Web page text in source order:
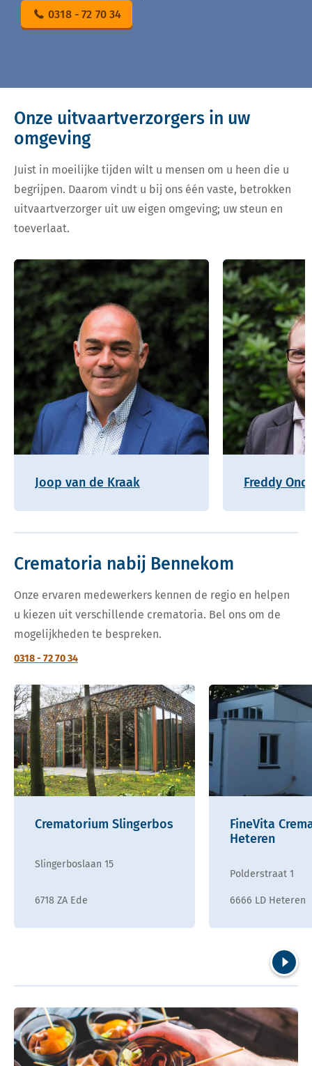
0318 - 72 70 34
Onze uitvaartverzorgers in uw
omgeving
Juist in moeilijke tijden wilt u mensen om u heen die u
begrijpen. Daarom vindt u bij ons één vaste, betrokken
uitvaartverzorger uit uw eigen omgeving; uw steun en
toeverlaat.
Joop van de Kraak Freddy
Crematoria nabij Bennekom
Onze ervaren medewerkers kennen de regio en helpen
u kiezen uit verschillende crematoria. Bel ons om de
mogelijkheden te bespreken.
0318 - 72 70 34
Crematorium Slingerbos
Slingerboslaan 15
6718 ZA Ede
FineVita
Heteren
Polderstraat 1
6666 LD Heteren